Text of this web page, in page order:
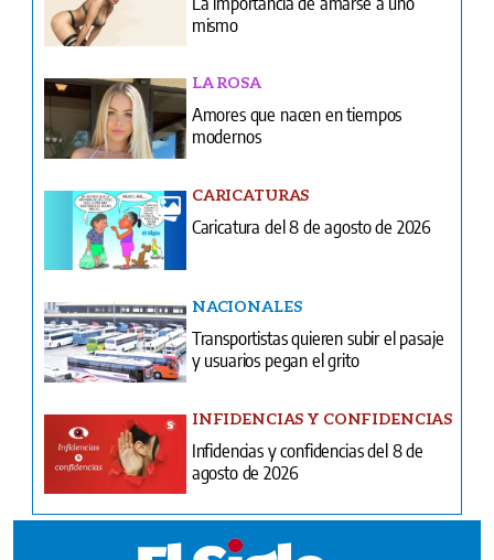
mismo
LA ROSA
Amores que nacen en tiempos
modernos
CARICATURAS
Caricatura del 8 de agosto de 2026
NACIONALES
Transportistas quieren subir el pasaje
y usuarios pegan el grito
INFIDENCIAS Y CONFIDENCIAS
Infidencias y confidencias del 8 de
agosto de 2026